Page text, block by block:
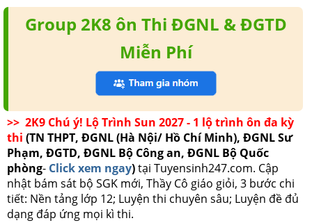
Group 2K8 ôn Thi ĐGNL & ĐGTD
Miễn Phí
>> 2K9 Chú ý! Lộ Trình Sun 2027 - 1 lộ trình ôn đa kỳ
thi (TN THPT, ĐGNL (Hà Nội/ Hồ Chí Minh), ĐGNL Sư
Phạm, ĐGTD, ĐGNL Bộ Công an, ĐGNL Bộ Quốc
phòng- Click xem ngay)tại Tuyensinh247.com. Cập
nhật bám sát bộ SGK mới, Thầy Cô giáo giỏi, 3 bước chi
tiết: Nền tảng lớp 12; Luyện thi chuyên sâu; Luyện đề đủ
dạng đáp ứng mọi kì thi.